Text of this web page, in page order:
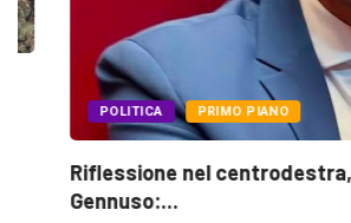
POLITICA PRIMO PIANO
Riflessione nel centrodestra,
Gennuso:...